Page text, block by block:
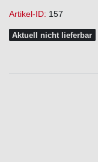
Artikel-ID: 157
Aktuell nicht lieferbar